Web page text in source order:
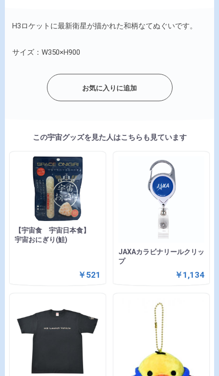
H3ロケットに最新衛星が描かれた和柄なてぬぐいです。
サイズ：W350×H900
お気に入りに追加
この宇宙グッズを見た人はこちらも見ています
【宇宙食 宇宙日本食】
宇宙おにぎり(鮭)
￥521
JAXAカラビナリールクリッ
プ
￥1,134